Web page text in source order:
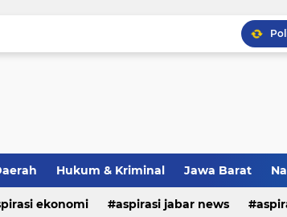
Hukum & Kriminal Jawa Barat
ekonomi aspirasi jabar news